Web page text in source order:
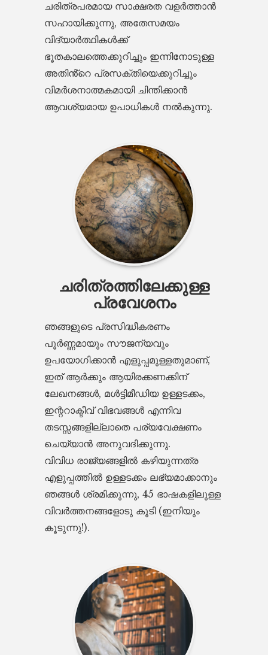
ചരിത്രപരമായ സാക്ഷരത വളർത്താൻ
സഹായിക്കുന്നു, അതേസമയം
വിദ്യാർത്ഥികൾക്ക്
ഭൂതകാലത്തെക്കുറിച്ചും ഇന്നിനോടുള്ള
അതിൻ്റെ പ്രസക്തിയെക്കുറിച്ചും
വിമർശനാത്മകമായി ചിന്തിക്കാൻ
ആവശ്യമായ ഉപാധികൾ നൽകുന്നു.
ചരിത്രത്തിലേക്കുള്ള
പ്രവേശനം
ഞങ്ങളുടെ പ്രസിദ്ധീകരണം
പൂർണ്ണമായും സൗജന്യവും
ഉപയോഗിക്കാൻ എളുപ്പമുള്ളതുമാണ്,
ഇത് ആർക്കും ആയിരക്കണക്കിന്
ലേഖനങ്ങൾ, മൾട്ടിമീഡിയ ഉള്ളടക്കം,
ഇന്ററാക്ടീവ് വിഭവങ്ങൾ എന്നിവ
തടസ്സങ്ങളില്ലാതെ പര്യവേക്ഷണം
ചെയ്യാൻ അനുവദിക്കുന്നു.
വിവിധ രാജ്യങ്ങളിൽ കഴിയുന്നത്ര
എളുപ്പത്തിൽ ഉള്ളടക്കം ലഭ്യമാക്കാനും
ഞങ്ങൾ ശ്രമിക്കുന്നു, 45 ഭാഷകളിലുള്ള
വിവർത്തനങ്ങളോടു കൂടി (ഇനിയും
കൂടുന്നു!).